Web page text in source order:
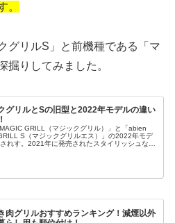
。
グリルS」と前機種である「マ
掘りしてみました。
グリルとSの旧型と2022年モデルの違い
MAGIC GRILL（マジックグリル）」と「abien
S（マジックグリルエス）」の2022年モデ
れす。2021年に発売されたスタイリッシュなホ
肉グリルおすすめランキング！減煙以外